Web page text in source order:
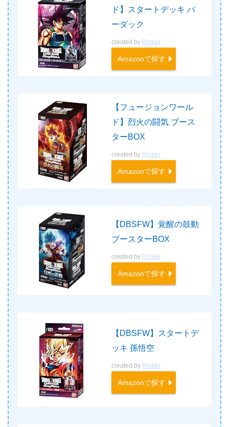
ド】スタートデッキ バ
ーダック
created by Rinker
Amazonで探す
【フュージョンワール
ド】烈火の闘気 ブース
ターBOX
created by Rinker
Amazonで探す
【DBSFW】覚醒の鼓動
ブースターBOX
created by Rinker
Amazonで探す
【DBSFW】スタートデ
ッキ 孫悟空
created by Rinker
Amazonで探す